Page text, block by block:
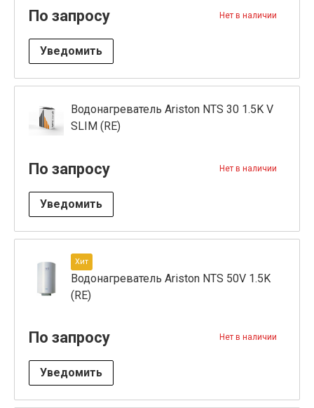
По запросу Нет в наличии
Уведомить
Водонагреватель Ariston NTS 30 1.5K V
SLIM (RE)
По запросу Нет в наличии
Уведомить
Хит
Водонагреватель Ariston NTS 50V 1.5K
(RE)
По запросу Нет в наличии
Уведомить